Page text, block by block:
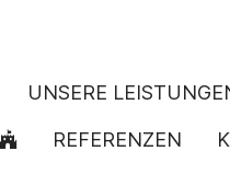
UNSERE
REFERENZEN